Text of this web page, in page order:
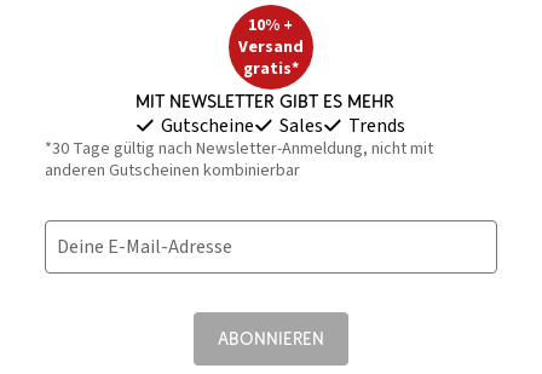
10% +
Versand
gratis*
Mit Newsletter gibt es mehr
Gutscheine Sales Trends
*30 Tage gültig nach Newsletter-Anmeldung, nicht mit
anderen Gutscheinen kombinierbar
Deine E-Mail-Adresse
ABONNIEREN